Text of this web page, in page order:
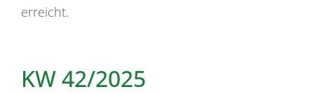
erreicht.
KW 42/2025